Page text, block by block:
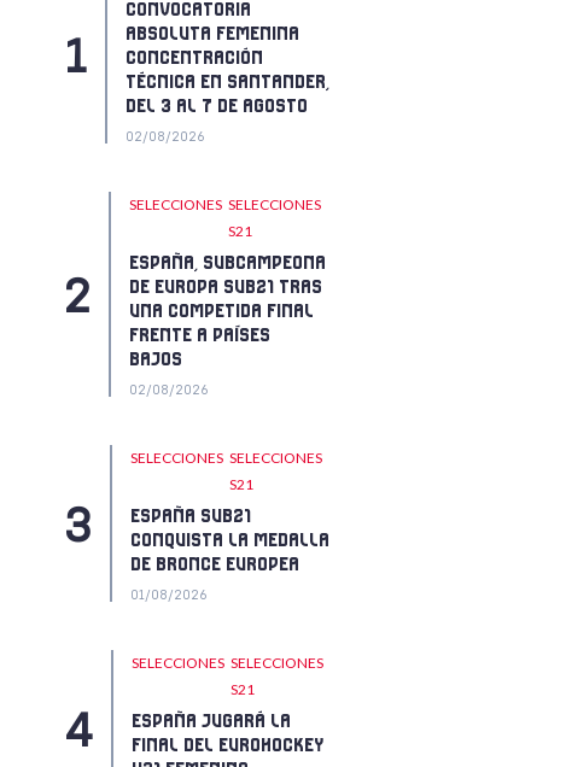
CONVOCATORIA
ABSOLUTA FEMENINA
CONCENTRACIÓN
TÉCNICA EN SANTANDER,
DEL 3 AL 7 DE AGOSTO
02/08/2026
SELECCIONES SELECCIONES
S21
ESPAÑA, SUBCAMPEONA
DE EUROPA SUB21 TRAS
UNA COMPETIDA FINAL
FRENTE A PAÍSES
BAJOS
02/08/2026
SELECCIONES SELECCIONES
S21
ESPAÑA SUB21
CONQUISTA LA MEDALLA
DE BRONCE EUROPEA
01/08/2026
SELECCIONES SELECCIONES
S21
ESPAÑA JUGARÁ LA
FINAL DEL EUROHOCKEY